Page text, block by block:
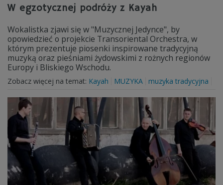
W egzotycznej podróży z Kayah
Wokalistka zjawi się w "Muzycznej Jedynce", by
opowiedzieć o projekcie Transoriental Orchestra, w
którym prezentuje piosenki inspirowane tradycyjną
muzyką oraz pieśniami żydowskimi z rożnych regionów
Europy i Bliskiego Wschodu.
Zobacz więcej na temat: Kayah MUZYKA muzyka tradycyjna